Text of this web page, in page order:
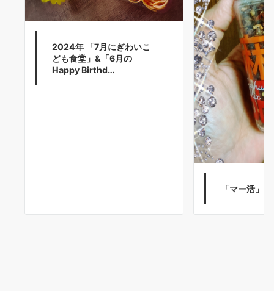
2024年 「7月にぎわいこ
ども食堂」&「6月の
Happy Birthd…
「マー活」